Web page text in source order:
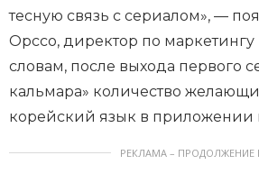
тесную связь с сериалом», —
Орссо, директор по
словам, после выхода первого
кальмара» количество
корейский язык в приложении
РЕКЛАМА – ПРОДОЛЖЕНИЕ